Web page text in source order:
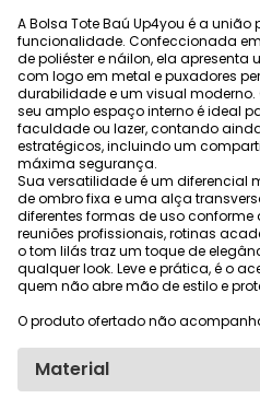
A Bolsa Tote Baú Up4you é a
funcionalidade. Confeccionada
de poliéster e náilon, ela
com logo em metal e puxadores
durabilidade e um visual moderno.
seu amplo espaço interno é ideal
faculdade ou lazer, contando
estratégicos, incluindo um
máxima segurança.
Sua versatilidade é um diferencial
de ombro fixa e uma alça
diferentes formas de uso
reuniões profissionais, rotinas
o tom lilás traz um toque de
qualquer look. Leve e prática, é o
quem não abre mão de estilo e
O produto ofertado não
Material